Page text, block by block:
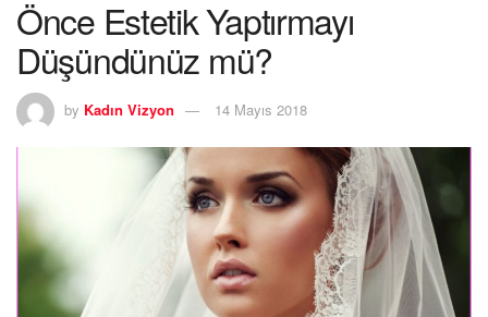
Önce Estetik Yaptırmayı
Düşündünüz mü?
by Kadın Vizyon 14 Mayıs 2018